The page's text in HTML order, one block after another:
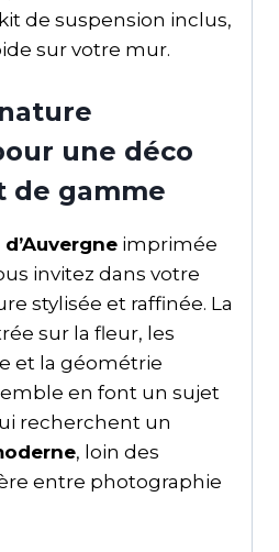
de suspension inclus,
sur votre mur.
une déco
de gamme
imprimée
invitez dans votre
stylisée et raffinée. La
sur la fleur, les
et la géométrie
en font un sujet
recherchent un
, loin des
entre photographie